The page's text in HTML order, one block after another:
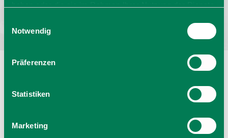
Cookies, wenn Sie unsere Webseite weiterhin nutzen.
Notwendig
Präferenzen
Statistiken
Marketing